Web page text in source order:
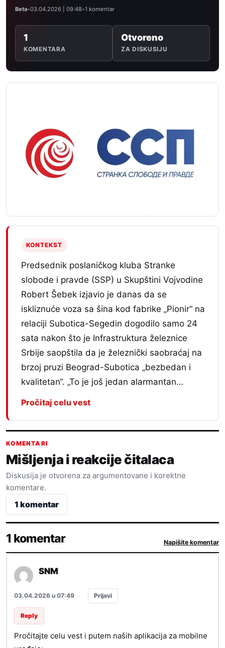
Beta•03.04.2026 | 09:48•1 komentar
1
KOMENTARA
Otvoreno
ZA DISKUSIJU
KONTEKST
Predsednik poslaničkog kluba Stranke
slobode i pravde (SSP) u Skupštini Vojvodine
Robert Šebek izjavio je danas da se
iskliznuće voza sa šina kod fabrike „Pionir“ na
relaciji Subotica-Segedin dogodilo samo 24
sata nakon što je Infrastruktura železnice
Srbije saopštila da je železnički saobraćaj na
brzoj pruzi Beograd-Subotica „bezbedan i
kvalitetan“. „To je još jedan alarmantan…
Pročitaj celu vest
KOMENTARI
Mišljenja i reakcije čitalaca
Diskusija je otvorena za argumentovane i korektne
komentare.
1 komentar
1 komentar Napišite komentar
SNM
03.04.2026 u 07:49 · Prijavi
Reply
Pročitajte celu vest i putem naših aplikacija za mobilne